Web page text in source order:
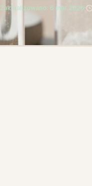
Zaktualizowano: 6 mar 2026·